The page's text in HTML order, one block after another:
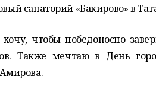
санаторий «Бакирово» в
чтобы победоносно
Также мечтаю в День